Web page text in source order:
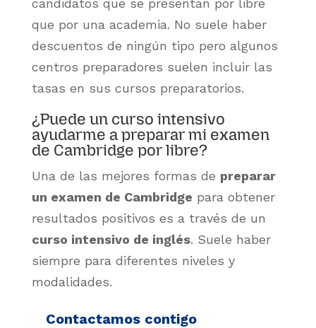
candidatos que se presentan por libre
que por una academia. No suele haber
descuentos de ningún tipo pero algunos
centros preparadores suelen incluir las
tasas en sus cursos preparatorios.
¿Puede un curso intensivo
ayudarme a preparar mi examen
de Cambridge por libre?
Una de las mejores formas de preparar
un examen de Cambridge para obtener
resultados positivos es a través de un
curso intensivo de inglés. Suele haber
siempre para diferentes niveles y
modalidades.
Contactamos contigo